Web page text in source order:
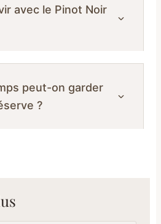
avec le Pinot Noir
peut-on garder
?